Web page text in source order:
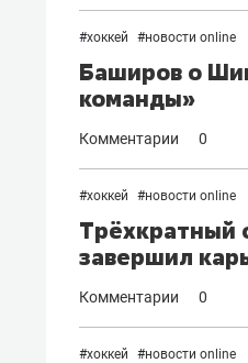
#хоккей #новости online
Баширов о
команды»
Комментарии 0
#хоккей #новости online
Трёхкратный
завершил
Комментарии 0
#хоккей #новости online